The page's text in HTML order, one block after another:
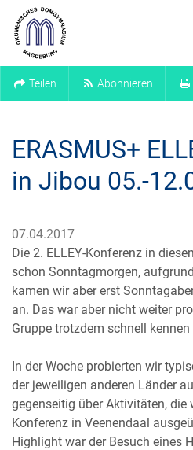
Teilen Abonnieren
ERASMUS+
in Jibou 05.-
07.04.2017
Die 2. ELLEY-Konferenz in
schon Sonntagmorgen,
kamen wir aber erst
an. Das war aber nicht weiter
Gruppe trotzdem schnell kennen
In der Woche probierten wir
der jeweiligen anderen Länder
gegenseitig über Aktivitäten, die
Konferenz in Veenendaal
Highlight war der Besuch eines